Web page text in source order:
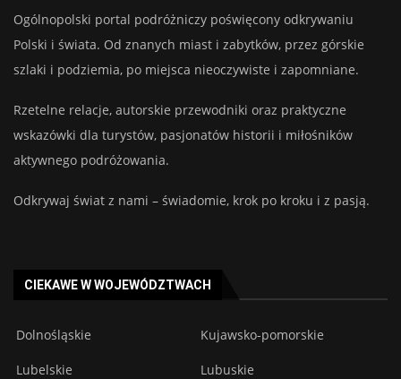
Ogólnopolski portal podróżniczy poświęcony odkrywaniu
Polski i świata. Od znanych miast i zabytków, przez górskie
szlaki i podziemia, po miejsca nieoczywiste i zapomniane.
Rzetelne relacje, autorskie przewodniki oraz praktyczne
wskazówki dla turystów, pasjonatów historii i miłośników
aktywnego podróżowania.
Odkrywaj świat z nami – świadomie, krok po kroku i z pasją.
CIEKAWE W WOJEWÓDZTWACH
Dolnośląskie Kujawsko-pomorskie
Lubelskie Lubuskie